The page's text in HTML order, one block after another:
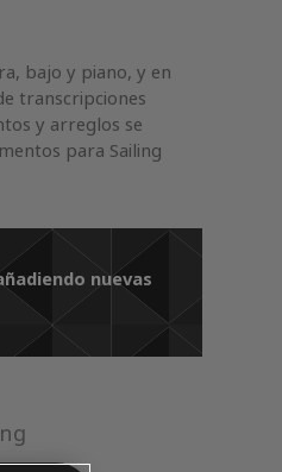
bajo y piano, y en
transcripciones
y arreglos se
para Sailing
nuevas